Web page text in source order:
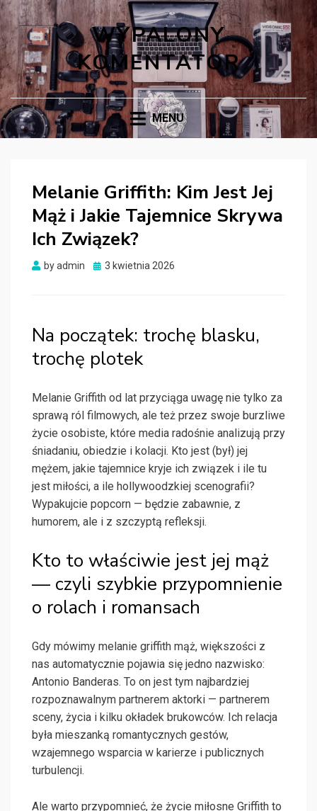
WYPALONY
KOMENTATOR
MENU
Melanie Griffith: Kim Jest Jej
Mąż i Jakie Tajemnice Skrywa
Ich Związek?
byadmin
Posted
3 kwietnia 2026
Na początek: trochę blasku,
trochę plotek
Melanie Griffith od lat przyciąga uwagę nie tylko za
sprawą ról filmowych, ale też przez swoje burzliwe
życie osobiste, które media radośnie analizują przy
śniadaniu, obiedzie i kolacji. Kto jest (był) jej
mężem, jakie tajemnice kryje ich związek i ile tu
jest miłości, a ile hollywoodzkiej scenografii?
Wypakujcie popcorn — będzie zabawnie, z
humorem, ale i z szczyptą refleksji.
Kto to właściwie jest jej mąż
— czyli szybkie przypomnienie
o rolach i romansach
Gdy mówimy melanie griffith mąż, większości z
nas automatycznie pojawia się jedno nazwisko:
Antonio Banderas. To on jest tym najbardziej
rozpoznawalnym partnerem aktorki — partnerem
sceny, życia i kilku okładek brukowców. Ich relacja
była mieszanką romantycznych gestów,
wzajemnego wsparcia w karierze i publicznych
turbulencji.
Ale warto przypomnieć, że życie miłosne Griffith to